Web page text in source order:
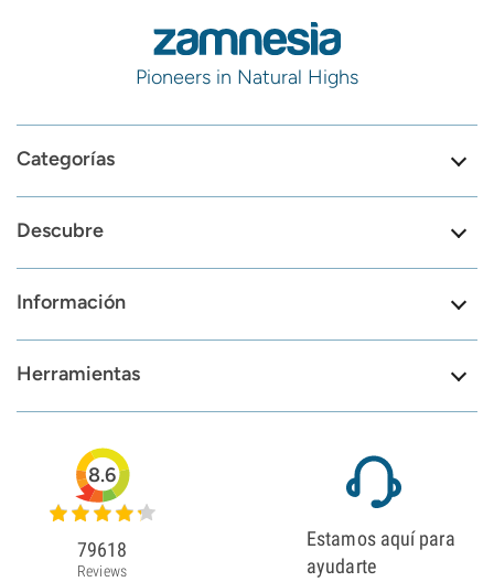
Pioneers in Natural Highs
Categorías
Descubre
Información
Herramientas
8.6
79618
Reviews
Estamos aquí para
ayudarte